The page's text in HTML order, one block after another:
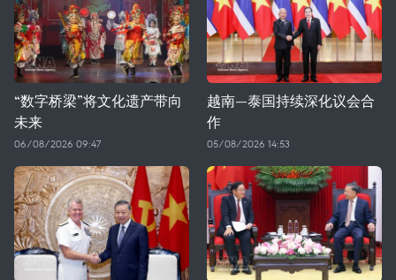
“数字桥梁”将文化遗产带向
未来
06/08/2026 09:47
越南—泰国持续深化议会合
作
05/08/2026 14:53